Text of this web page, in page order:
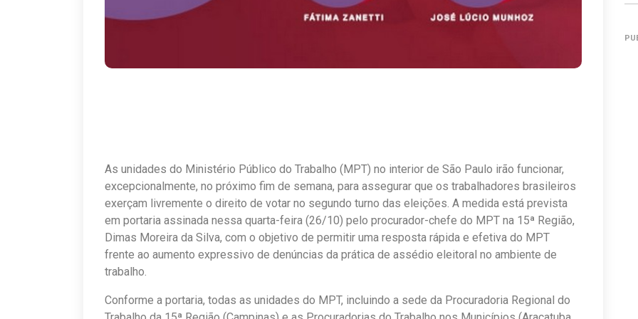
As unidades do Ministério Público do Trabalho (MPT) no interior de São Paulo irão funcionar,
excepcionalmente, no próximo fim de semana, para assegurar que os trabalhadores brasileiros
exerçam livremente o direito de votar no segundo turno das eleições. A medida está prevista
em portaria assinada nessa quarta-feira (26/10) pelo procurador-chefe do MPT na 15ª Região,
Dimas Moreira da Silva, com o objetivo de permitir uma resposta rápida e efetiva do MPT
frente ao aumento expressivo de denúncias da prática de assédio eleitoral no ambiente de
trabalho.
Conforme a portaria, todas as unidades do MPT, incluindo a sede da Procuradoria Regional do